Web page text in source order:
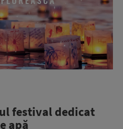
festival dedicat
apă